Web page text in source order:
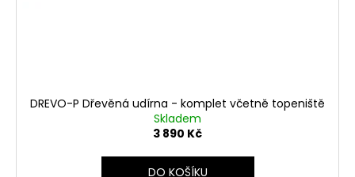
DREVO-P Dřevěná udírna - komplet včetně topeniště
Skladem
3 890 Kč
DO KOŠÍKU